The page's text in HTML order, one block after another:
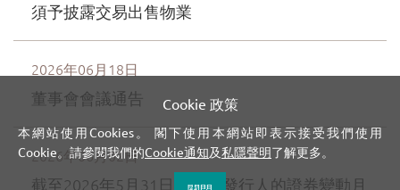
Cookie 政策
本網站使用Cookies。 閣下使用本網站即表示接受我們使用
Cookie。請參閱我們的Cookie通知及私隱聲明了解更多。